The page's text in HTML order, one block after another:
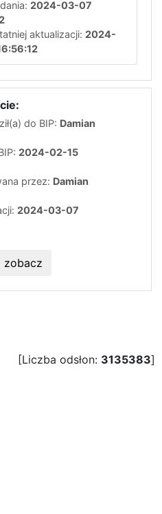
2024-03-07
aktualizacji: 2024-
do BIP: Damian
2024-02-15
przez: Damian
2024-03-07
zobacz
[Liczba odsłon: 3135383]